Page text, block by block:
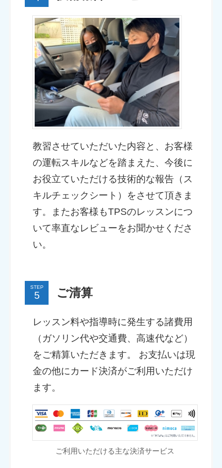
教習させていただいた内容と、お客様
の運転スキルなどを踏まえた、今後に
お役立ていただける技術的な報告（ス
キルチェックシート）をさせて頂きま
す。またお客様もTPSのレッスンにつ
いて率直なレビューをお聞かせくださ
い。
STEP ご清算
レッスン料や指導時に発生する諸費用
（ガソリン代や交通費、高速代など）
をご精算いただきます。 お支払いは現
金の他にカード決済がご利用いただけ
ます。
ご利用いただける主な決済サービス